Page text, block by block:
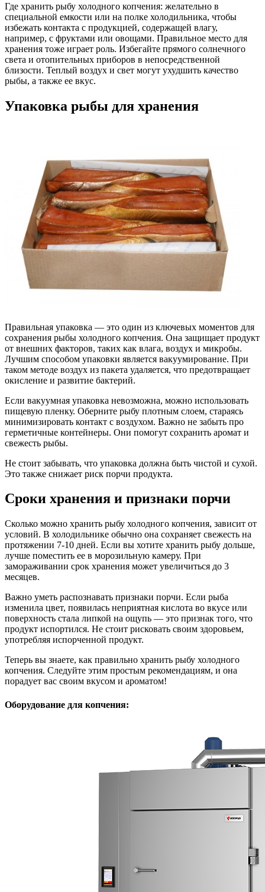
Где хранить рыбу холодного копчения: желательно в
специальной емкости или на полке холодильника, чтобы
избежать контакта с продукцией, содержащей влагу,
например, с фруктами или овощами. Правильное место для
хранения тоже играет роль. Избегайте прямого солнечного
света и отопительных приборов в непосредственной
близости. Теплый воздух и свет могут ухудшить качество
рыбы, а также ее вкус.
Упаковка рыбы для хранения
Правильная упаковка — это один из ключевых моментов для
сохранения рыбы холодного копчения. Она защищает продукт
от внешних факторов, таких как влага, воздух и микробы.
Лучшим способом упаковки является вакуумирование. При
таком методе воздух из пакета удаляется, что предотвращает
окисление и развитие бактерий.
Если вакуумная упаковка невозможна, можно использовать
пищевую пленку. Оберните рыбу плотным слоем, стараясь
минимизировать контакт с воздухом. Важно не забыть про
герметичные контейнеры. Они помогут сохранить аромат и
свежесть рыбы.
Не стоит забывать, что упаковка должна быть чистой и сухой.
Это также снижает риск порчи продукта.
Сроки хранения и признаки порчи
Сколько можно хранить рыбу холодного копчения, зависит от
условий. В холодильнике обычно она сохраняет свежесть на
протяжении 7-10 дней. Если вы хотите хранить рыбу дольше,
лучше поместить ее в морозильную камеру. При
замораживании срок хранения может увеличиться до 3
месяцев.
Важно уметь распознавать признаки порчи. Если рыба
изменила цвет, появилась неприятная кислота во вкусе или
поверхность стала липкой на ощупь — это признак того, что
продукт испортился. Не стоит рисковать своим здоровьем,
употребляя испорченной продукт.
Теперь вы знаете, как правильно хранить рыбу холодного
копчения. Следуйте этим простым рекомендациям, и она
порадует вас своим вкусом и ароматом!
Оборудование для копчения: